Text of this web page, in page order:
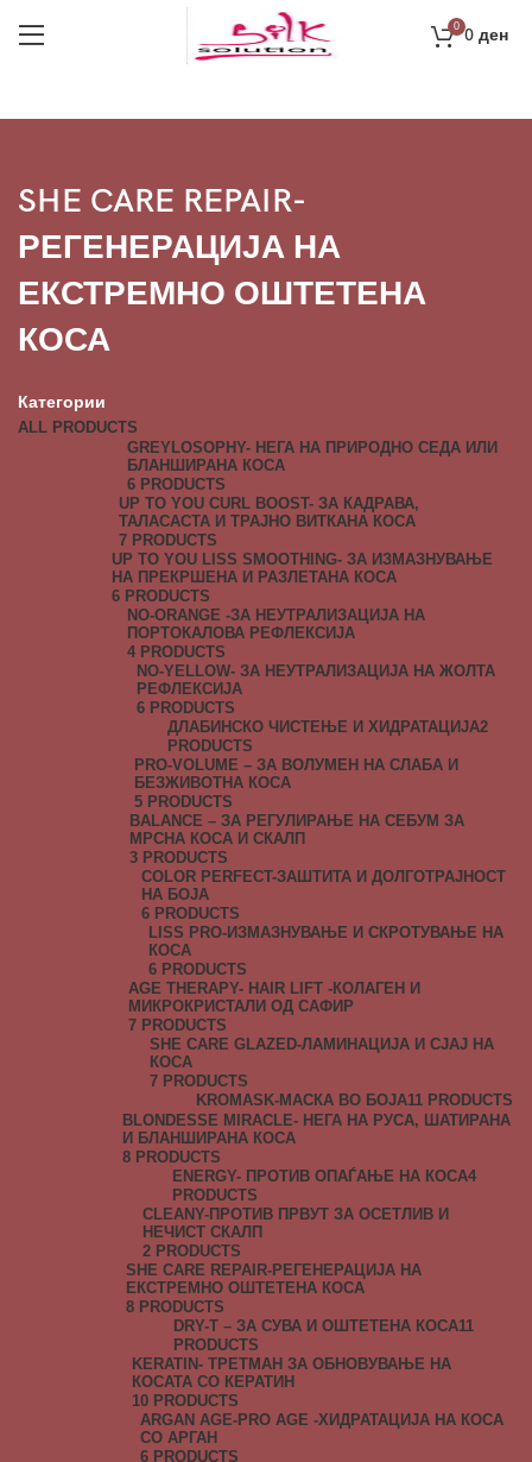
0 0 ден
SHE CARE REPAIR-
РЕГЕНЕРАЦИЈА НА
ЕКСТРЕМНО ОШТЕТЕНА
КОСА
Категории
ALL PRODUCTS
GREYLOSOPHY- НЕГА НА ПРИРОДНО СЕДА ИЛИ
БЛАНШИРАНА КОСА
6 PRODUCTS
UP TO YOU CURL BOOST- ЗА КАДРАВА,
ТАЛАСАСТА И ТРАЈНО ВИТКАНА КОСА
7 PRODUCTS
UP TO YOU LISS SMOOTHING- ЗА ИЗМАЗНУВАЊЕ
НА ПРЕКРШЕНА И РАЗЛЕТАНА КОСА
6 PRODUCTS
NO-ORANGE -ЗА НЕУТРАЛИЗАЦИЈА НА
ПОРТОКАЛОВА РЕФЛЕКСИЈА
4 PRODUCTS
NO-YELLOW- ЗА НЕУТРАЛИЗАЦИЈА НА ЖОЛТА
РЕФЛЕКСИЈА
6 PRODUCTS
ДЛАБИНСКО ЧИСТЕЊЕ И ХИДРАТАЦИЈА2
PRODUCTS
PRO-VOLUME – ЗА ВОЛУМЕН НА СЛАБА И
БЕЗЖИВОТНА КОСА
5 PRODUCTS
BALANCE – ЗА РЕГУЛИРАЊЕ НА СЕБУМ ЗА
МРСНА КОСА И СКАЛП
3 PRODUCTS
COLOR PERFECT-ЗАШТИТА И ДОЛГОТРАЈНОСТ
НА БОЈА
6 PRODUCTS
LISS PRO-ИЗМАЗНУВАЊЕ И СКРОТУВАЊЕ НА
КОСА
6 PRODUCTS
AGE THERAPY- HAIR LIFT -КОЛАГЕН И
МИКРОКРИСТАЛИ ОД САФИР
7 PRODUCTS
SHE CARE GLAZED-ЛАМИНАЦИЈА И СЈАЈ НА
КОСА
7 PRODUCTS
KROMASK-МАСКА ВО БОЈА11 PRODUCTS
BLONDESSE MIRACLE- НЕГА НА РУСА, ШАТИРАНА
И БЛАНШИРАНА КОСА
8 PRODUCTS
ENERGY- ПРОТИВ ОПАЃАЊЕ НА КОСА4
PRODUCTS
CLEANY-ПРОТИВ ПРВУТ ЗА ОСЕТЛИВ И
НЕЧИСТ СКАЛП
2 PRODUCTS
SHE CARE REPAIR-РЕГЕНЕРАЦИЈА НА
ЕКСТРЕМНО ОШТЕТЕНА КОСА
8 PRODUCTS
DRY-T – ЗА СУВА И ОШТЕТЕНА КОСА11
PRODUCTS
KERATIN- ТРЕТМАН ЗА ОБНОВУВАЊЕ НА
КОСАТА СО КЕРАТИН
10 PRODUCTS
ARGAN AGE-PRO AGE -ХИДРАТАЦИЈА НА КОСА
СО АРГАН
6 PRODUCTS